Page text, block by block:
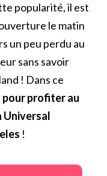
popularité, il est
le matin
un peu perdu au
sans savoir
! Dans ce
pour profiter au
Universal
!